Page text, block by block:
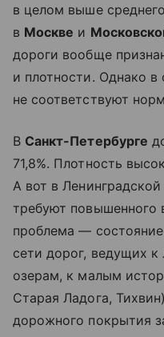
в целом выше
в Москве и
дороги вообще
и плотности. Однако в
не соответствуют
В Санкт-Петербурге
71,8%. Плотность
А вот в
требуют повышенного
проблема —
сети дорог, ведущих
озерам, к малым
Старая Ладога,
дорожного покрытия